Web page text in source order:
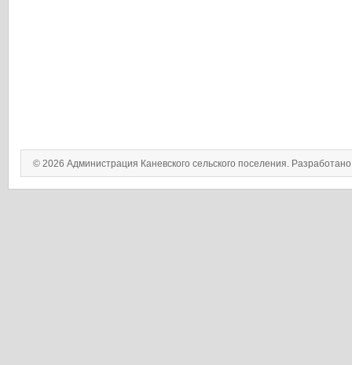
© 2026 Администрация Каневского сельского поселения.